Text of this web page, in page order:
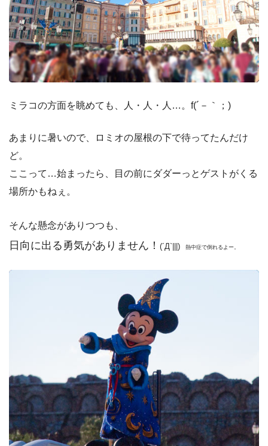
ミラコの方面を眺めても、人・人・人…。f(´－｀；)
あまりに暑いので、ロミオの屋根の下で待ってたんだけ
ど。
ここって…始まったら、目の前にダダーっとゲストがくる
場所かもねぇ。
そんな懸念がありつつも、
日向に出る勇気がありません！ (´Д`|||) 熱中症で倒れるよー。